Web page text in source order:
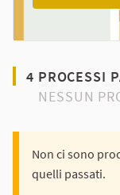
4 PROCESSI
NESSUN
Non ci sono
quelli passati.